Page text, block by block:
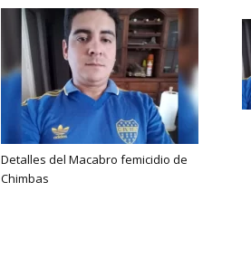
Detalles del Macabro femicidio de
Chimbas